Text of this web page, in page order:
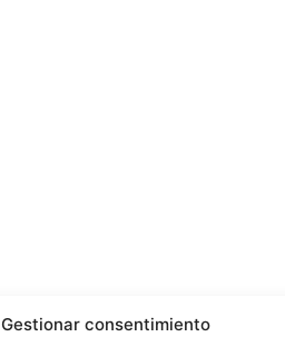
Gestionar consentimiento